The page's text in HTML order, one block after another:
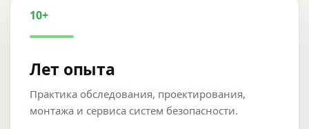
10+
Лет опыта
Практика обследования, проектирования,
монтажа и сервиса систем безопасности.